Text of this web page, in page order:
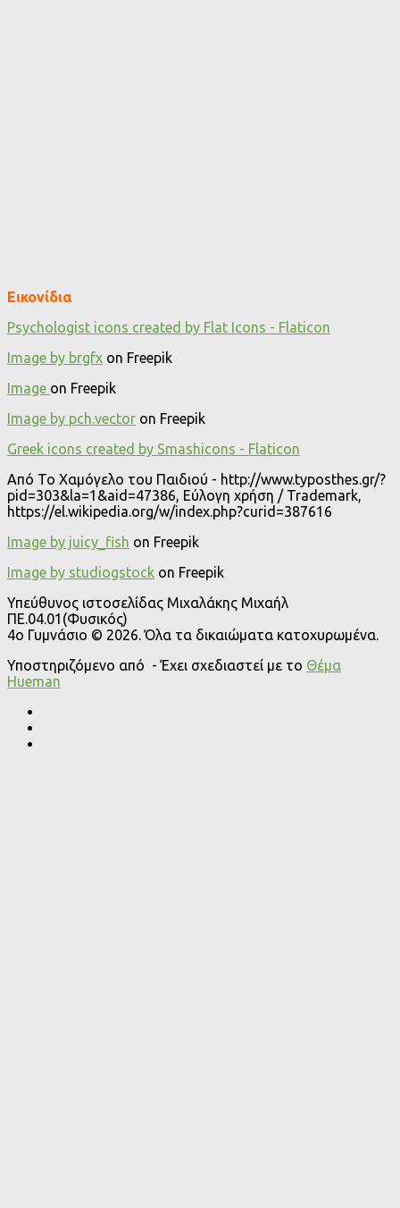
Εικονίδια
Psychologist icons created by Flat Icons - Flaticon
Image by brgfx on Freepik
Image on Freepik
Image by pch.vector on Freepik
Greek icons created by Smashicons - Flaticon
Από Το Χαμόγελο του Παιδιού - http://www.typosthes.gr/?
pid=303&la=1&aid=47386, Εύλογη χρήση / Trademark,
https://el.wikipedia.org/w/index.php?curid=387616
Image by juicy_fish on Freepik
Image by studiogstock on Freepik
Υπεύθυνος ιστοσελίδας Μιχαλάκης Μιχαήλ
ΠΕ.04.01(Φυσικός)
4o Γυμνάσιο © 2026. Όλα τα δικαιώματα κατοχυρωμένα.
Υποστηριζόμενο από - Έχει σχεδιαστεί με το Θέμα
Ηueman